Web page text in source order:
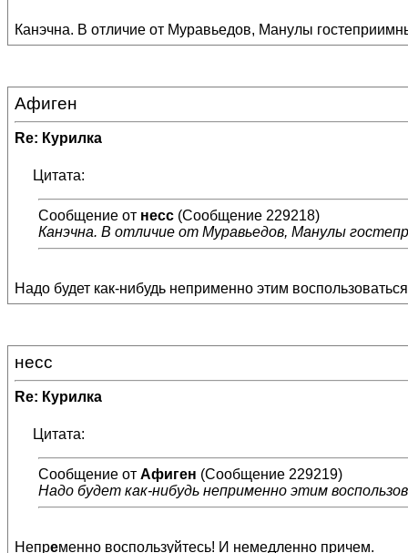
Канэчна. В отличие от Муравьедов, Манулы
Афиген
Re: Курилка
Цитата:
Сообщение от несс (Сообщение 229218)
Канэчна. В отличие от Муравьедов, Манулы
Надо будет как-нибудь неприменно этим
несс
Re: Курилка
Цитата:
Сообщение от Афиген (Сообщение 229219)
Надо будет как-нибудь неприменно этим
Непременно воспользуйтесь! И немедленно причем.